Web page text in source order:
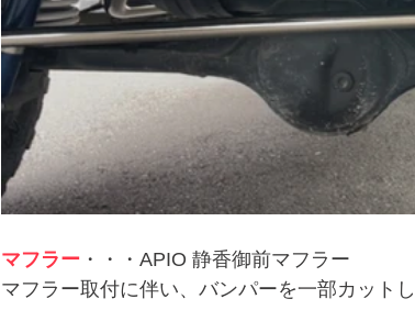
マフラー ・・・APIO 静香御前マフラー
マフラー取付に伴い、バンパーを一部カット